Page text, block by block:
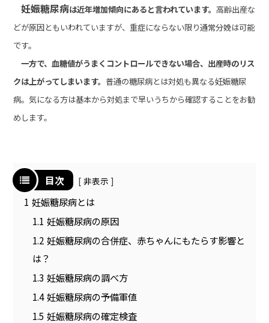
妊娠糖尿病は近年増加傾向にあると言われています。 高齢出産な
どが原因ともいわれていますが、重症にならない限り通常分娩は可能
です。
一方で、血糖値がうまくコントロールできない場合、出産時のリス
クは上がってしまいます。 普通の糖尿病とは対処も異なる妊娠糖尿
病。気になる方は基本から対処まで早いうちから確認することをお勧
めします。
目次 非表示
1 妊娠糖尿病とは
1.1 妊娠糖尿病の原因
1.2 妊娠糖尿病の合併症、赤ちゃんにもたらす影響と
は？
1.3 妊娠糖尿病の調べ方
1.4 妊娠糖尿病の予備軍値
1.5 妊娠糖尿病の確定検査